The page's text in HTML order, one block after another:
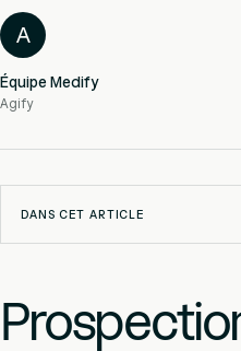
A
Équipe Medify
Agify
DANS CET ARTICLE